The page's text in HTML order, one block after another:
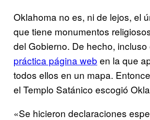
Oklahoma no es, ni de lejos, el
que tiene monumentos
del Gobierno. De hecho, incluso
práctica página web en la que
todos ellos en un mapa.
el Templo Satánico escogió
«Se hicieron declaraciones